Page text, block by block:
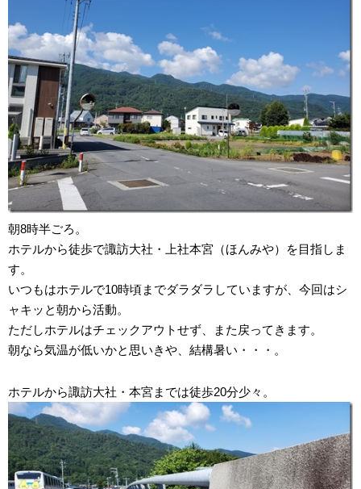
朝8時半ごろ。
ホテルから徒歩で諏訪大社・上社本宮（ほんみや）を目指しま
す。
いつもはホテルで10時頃までダラダラしていますが、今回はシ
ャキッと朝から活動。
ただしホテルはチェックアウトせず、また戻ってきます。
朝なら気温が低いかと思いきや、結構暑い・・・。
ホテルから諏訪大社・本宮までは徒歩20分少々。